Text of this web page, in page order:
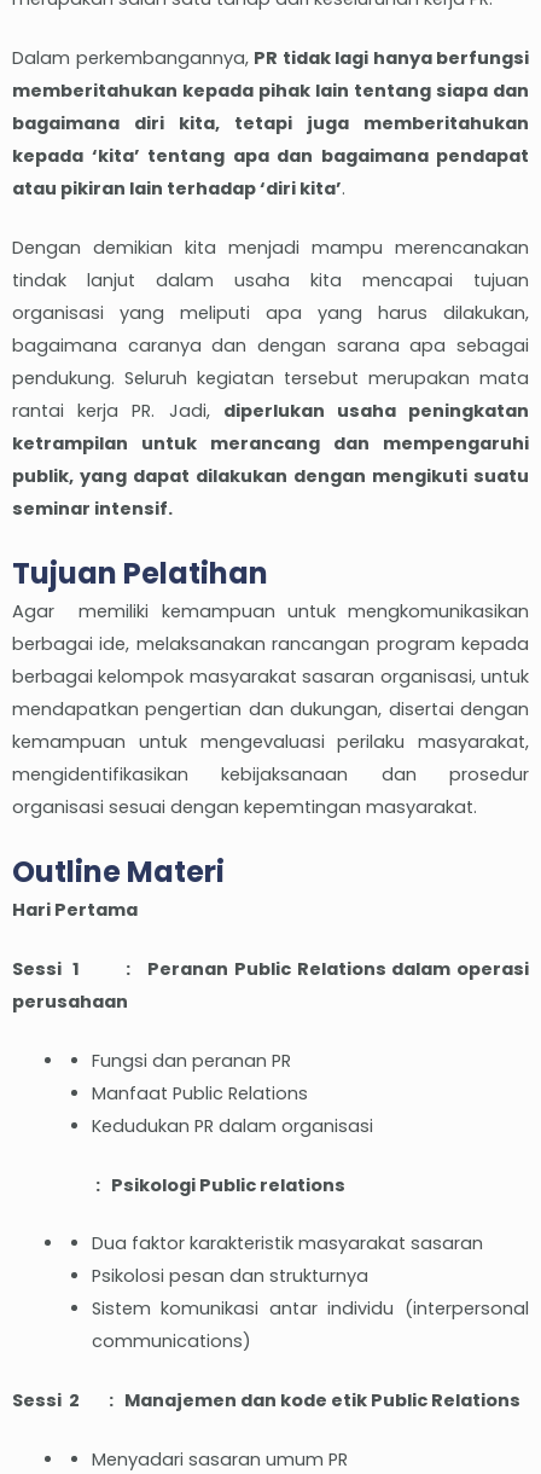
Dalam perkembangannya, PR tidak lagi hanya berfungsi
memberitahukan kepada pihak lain tentang siapa dan
bagaimana diri kita, tetapi juga memberitahukan
kepada ‘kita’ tentang apa dan bagaimana pendapat
atau pikiran lain terhadap ‘diri kita’.
Dengan demikian kita menjadi mampu merencanakan
tindak lanjut dalam usaha kita mencapai tujuan
organisasi yang meliputi apa yang harus dilakukan,
bagaimana caranya dan dengan sarana apa sebagai
pendukung. Seluruh kegiatan tersebut merupakan mata
rantai kerja PR. Jadi, diperlukan usaha peningkatan
ketrampilan untuk merancang dan mempengaruhi
publik, yang dapat dilakukan dengan mengikuti suatu
seminar intensif.
Tujuan Pelatihan
Agar memiliki kemampuan untuk mengkomunikasikan
berbagai ide, melaksanakan rancangan program kepada
berbagai kelompok masyarakat sasaran organisasi, untuk
mendapatkan pengertian dan dukungan, disertai dengan
kemampuan untuk mengevaluasi perilaku masyarakat,
mengidentifikasikan kebijaksanaan dan prosedur
organisasi sesuai dengan kepemtingan masyarakat.
Outline Materi
Hari Pertama
Sessi 1 : Peranan Public Relations dalam operasi
perusahaan
Fungsi dan peranan PR
Manfaat Public Relations
Kedudukan PR dalam organisasi
: Psikologi Public relations
Dua faktor karakteristik masyarakat sasaran
Psikolosi pesan dan strukturnya
Sistem komunikasi antar individu (interpersonal
communications)
Sessi 2 : Manajemen dan kode etik Public Relations
Menyadari sasaran umum PR